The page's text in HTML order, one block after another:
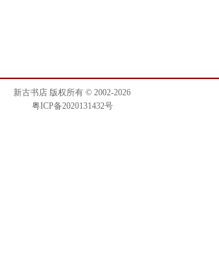
新古书店 版权所有 © 2002-2026
粤ICP备2020131432号